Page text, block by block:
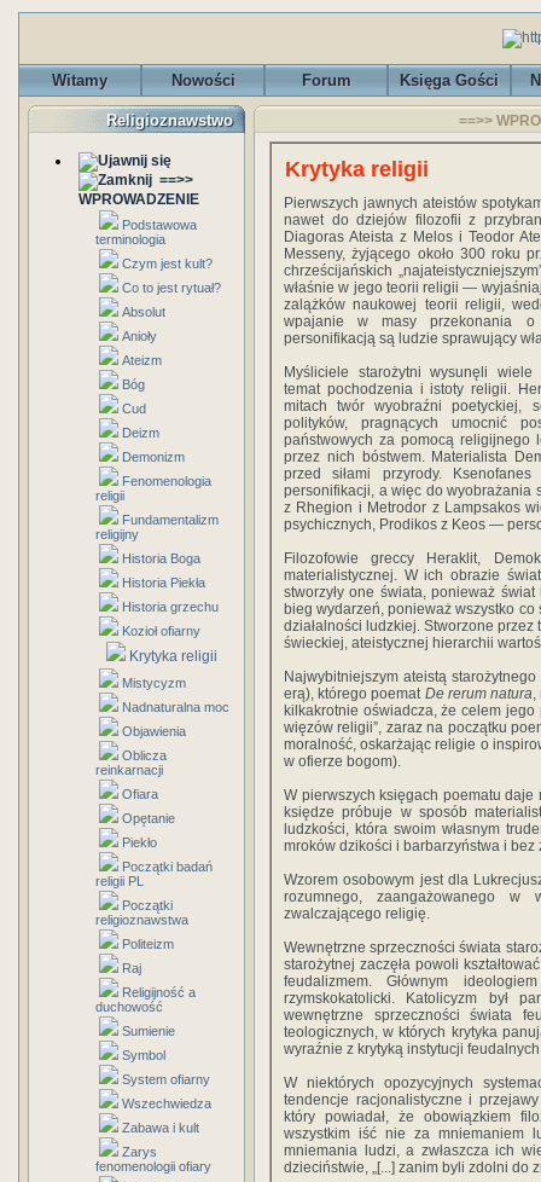
Witamy Nowości Forum Księga Gości
Religioznawstwo
==>>
WPROWADZENIE
Podstawowa
terminologia
Czym jest kult?
Co to jest rytuał?
Absolut
Anioły
Ateizm
Bóg
Cud
Deizm
Demonizm
Fenomenologia
religii
Fundamentalizm
religijny
Historia Boga
Historia Piekła
Historia grzechu
Kozioł ofiarny
Krytyka religii
Mistycyzm
Nadnaturalna moc
Objawienia
Oblicza
reinkarnacji
Ofiara
Opętanie
Piekło
Początki badań
religii PL
Początki
religioznawstwa
Politeizm
Raj
Religijność a
duchowość
Sumienie
Symbol
System ofiarny
Wszechwiedza
Zabawa i kult
Zarys
fenomenologii ofiary
==>>
Krytyka religii
Pierwszych jawnych ateistów
nawet do dziejów filozofii z
Diagoras Ateista z Melos i Teodor
Messeny, żyjącego około 300 roku
chrześcijańskich
właśnie w jego teorii religii —
zalążków naukowej teorii religii,
wpajanie w masy przekonania o
personifikacją są ludzie sprawujący
Myśliciele starożytni wysunęli wiele
temat pochodzenia i istoty religii.
mitach twór wyobraźni poetyckiej,
polityków, pragnących umocnić
państwowych za pomocą religijnego
przez nich bóstwem. Materialista
przed siłami przyrody.
personifikacji, a więc do wyobrażania
z Rhegion i Metrodor z Lampsakos
psychicznych, Prodikos z Keos —
Filozofowie greccy Heraklit,
materialistycznej. W ich obrazie
stworzyły one świata, ponieważ
bieg wydarzeń, ponieważ wszystko
działalności ludzkiej. Stworzone
świeckiej, ateistycznej hierarchii
Najwybitniejszym ateistą
erą), którego poemat De rerum natura,
kilkakrotnie oświadcza, że celem
więzów religii”, zaraz na początku
moralność, oskarżając religie o
w ofierze bogom).
W pierwszych księgach poematu
księdze próbuje w sposób
ludzkości, która swoim własnym
mroków dzikości i barbarzyństwa i bez
Wzorem osobowym jest dla
rozumnego, zaangażowanego
zwalczającego religię.
Wewnętrzne sprzeczności świata
starożytnej zaczęła powoli
feudalizmem. Głównym
rzymskokatolicki. Katolicyzm był
wewnętrzne sprzeczności świata
teologicznych, w których krytyka
wyraźnie z krytyką instytucji
W niektórych opozycyjnych
tendencje racjonalistyczne i
który powiadał, że obowiązkiem
wszystkim iść nie za mniemaniem
mniemania ludzi, a zwłaszcza ich
dzieciństwie, „[...] zanim byli zdolni do